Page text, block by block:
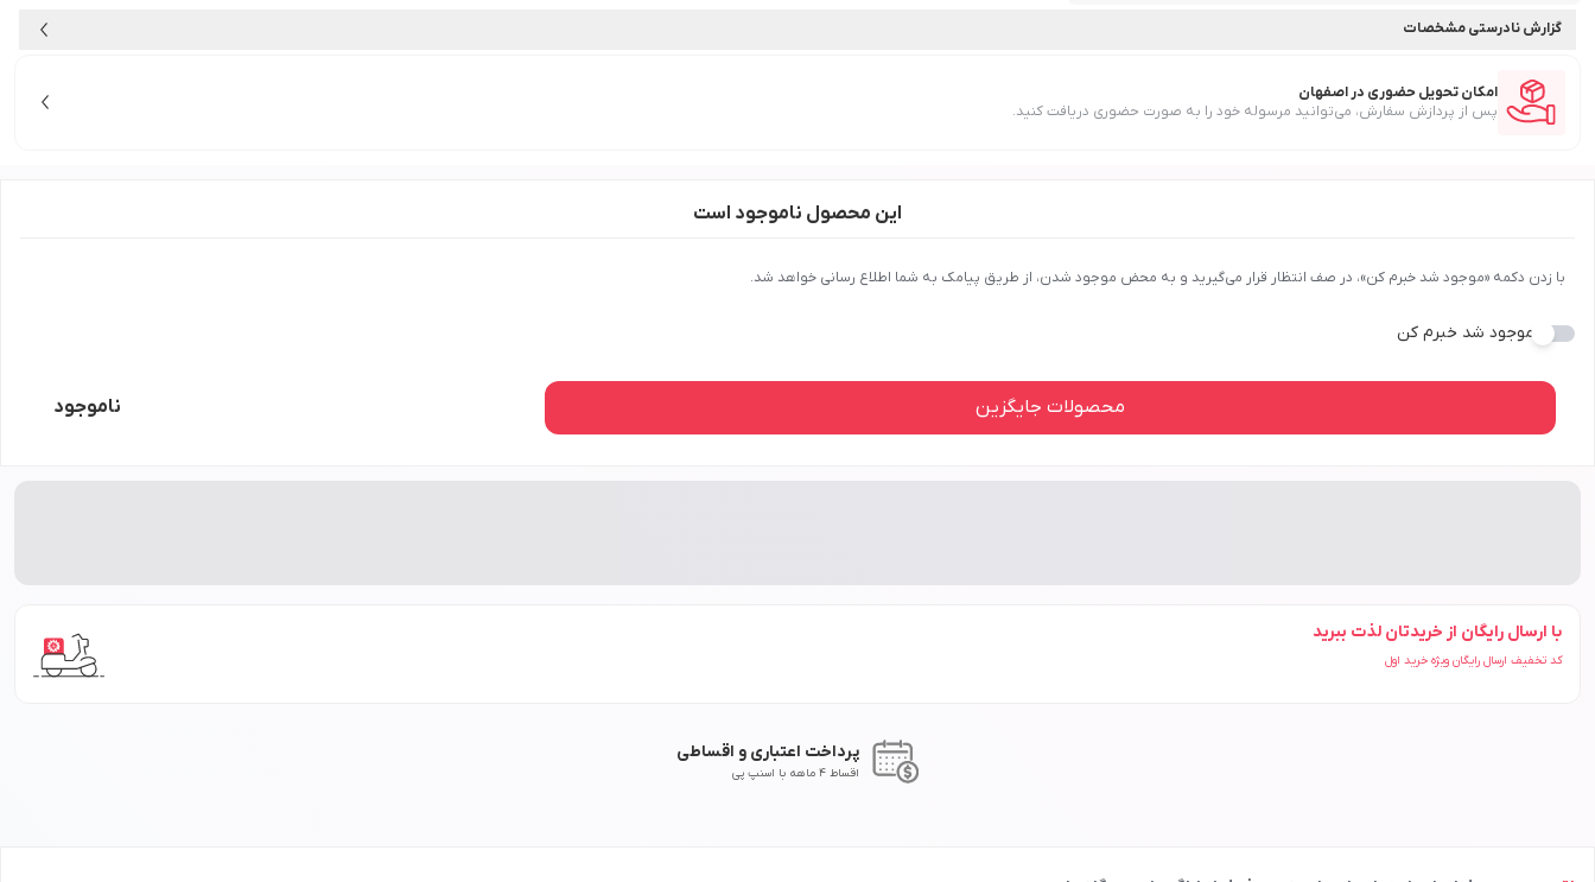
گزارش نادرستی مشخصات
امکان تحویل حضوری در اصفهان
پس از پردازش سفارش، می‌توانید مرسوله خود را به صورت حضوری دریافت کنید.
این محصول ناموجود است
با زدن دکمه «موجود شد خبرم کن»، در صف انتظار قرار می‌گیرید و به محض موجود شدن، از طریق پیامک به شما اطلاع رسانی خواهد شد.
موجود شد خبرم کن
محصولات جایگزین ناموجود
با ارسال رایگان از خریدتان لذت ببرید
کد تخفیف ارسال رایگان ویژه خرید اول
پرداخت اعتباری و اقساطی
اقساط 4 ماهه با اسنپ پی